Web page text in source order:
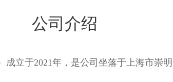
公司介绍
成立于2021年，是公司坐落于上海市